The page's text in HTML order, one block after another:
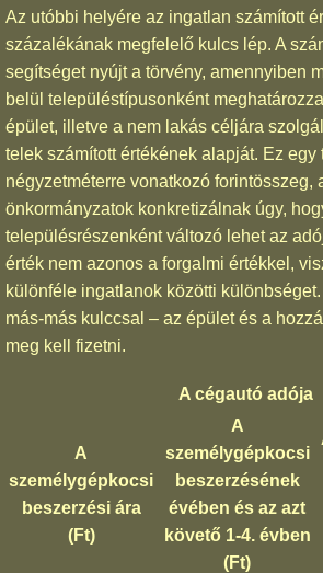
Az utóbbi helyére az ingatlan számított
százalékának megfelelő kulcs lép. A
segítséget nyújt a törvény, amennyiben
belül településtípusonként
épület, illetve a nem lakás céljára
telek számított értékének alapját. Ez egy
négyzetméterre vonatkozó forintösszeg,
önkormányzatok konkretizálnak úgy,
településrészenként változó lehet az
érték nem azonos a forgalmi értékkel,
különféle ingatlanok közötti
más-más kulccsal – az épület és a
meg kell fizetni.
A cégautó adója
A
személygépkocsi
beszerzési ára
(Ft)
A
személygépkocsi
beszerzésének
évében és az azt
követő 1-4. évben
(Ft)